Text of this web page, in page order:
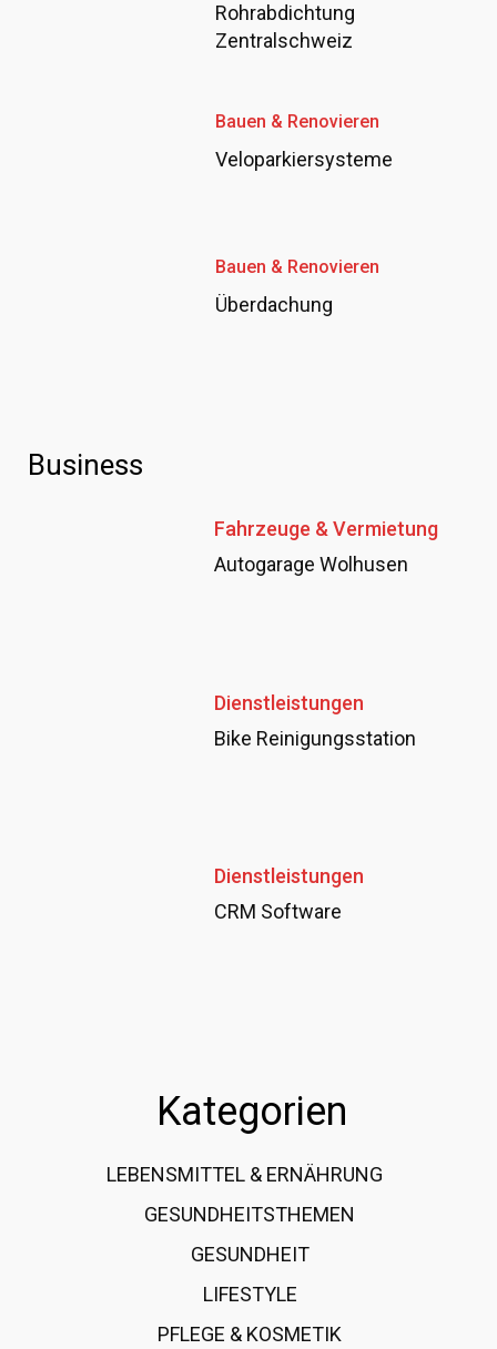
Rohrabdichtung
Zentralschweiz
Bauen & Renovieren
Veloparkiersysteme
Bauen & Renovieren
Überdachung
Business
Fahrzeuge & Vermietung
Autogarage Wolhusen
Dienstleistungen
Bike Reinigungsstation
Dienstleistungen
CRM Software
Kategorien
LEBENSMITTEL & ERNÄHRUNG
GESUNDHEITSTHEMEN
GESUNDHEIT
LIFESTYLE
PFLEGE & KOSMETIK